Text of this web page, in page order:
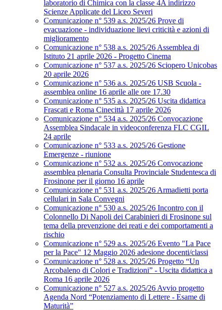
laboratorio di Chimica con la classe 4A indirizzo
Scienze Applicate del Liceo Severi
Comunicazione n° 539 a.s. 2025/26 Prove di
evacuazione - individuazione lievi criticità e azioni di
miglioramento
Comunicazione n° 538 a.s. 2025/26 Assemblea di
Istituto 21 aprile 2026 - Progetto Cinema
Comunicazione n° 537 a.s. 2025/26 Sciopero Unicobas
20 aprile 2026
Comunicazione n° 536 a.s. 2025/26 USB Scuola -
assemblea online 16 aprile alle ore 17.30
Comunicazione n° 535 a.s. 2025/26 Uscita didattica
Frascati e Roma Cinecittà 17 aprile 2026
Comunicazione n° 534 a.s. 2025/26 Convocazione
Assemblea Sindacale in videoconferenza FLC CGIL
24 aprile
Comunicazione n° 533 a.s. 2025/26 Gestione
Emergenze - riunione
Comunicazione n° 532 a.s. 2025/26 Convocazione
assemblea plenaria Consulta Provinciale Studentesca di
Frosinone per il giorno 16 aprile
Comunicazione n° 531 a.s. 2025/26 Armadietti porta
cellulari in Sala Convegni
Comunicazione n° 530 a.s. 2025/26 Incontro con il
Colonnello Di Napoli dei Carabinieri di Frosinone sul
tema della prevenzione dei reati e dei comportamenti a
rischio
Comunicazione n° 529 a.s. 2025/26 Evento "La Pace
per la Pace" 12 Maggio 2026 adesione docenti/classi
Comunicazione n° 528 a.s. 2025/26 Progetto “Un
Arcobaleno di Colori e Tradizioni” - Uscita didattica a
Roma 16 aprile 2026
Comunicazione n° 527 a.s. 2025/26 Avvio progetto
Agenda Nord “Potenziamento di Lettere - Esame di
Maturità”